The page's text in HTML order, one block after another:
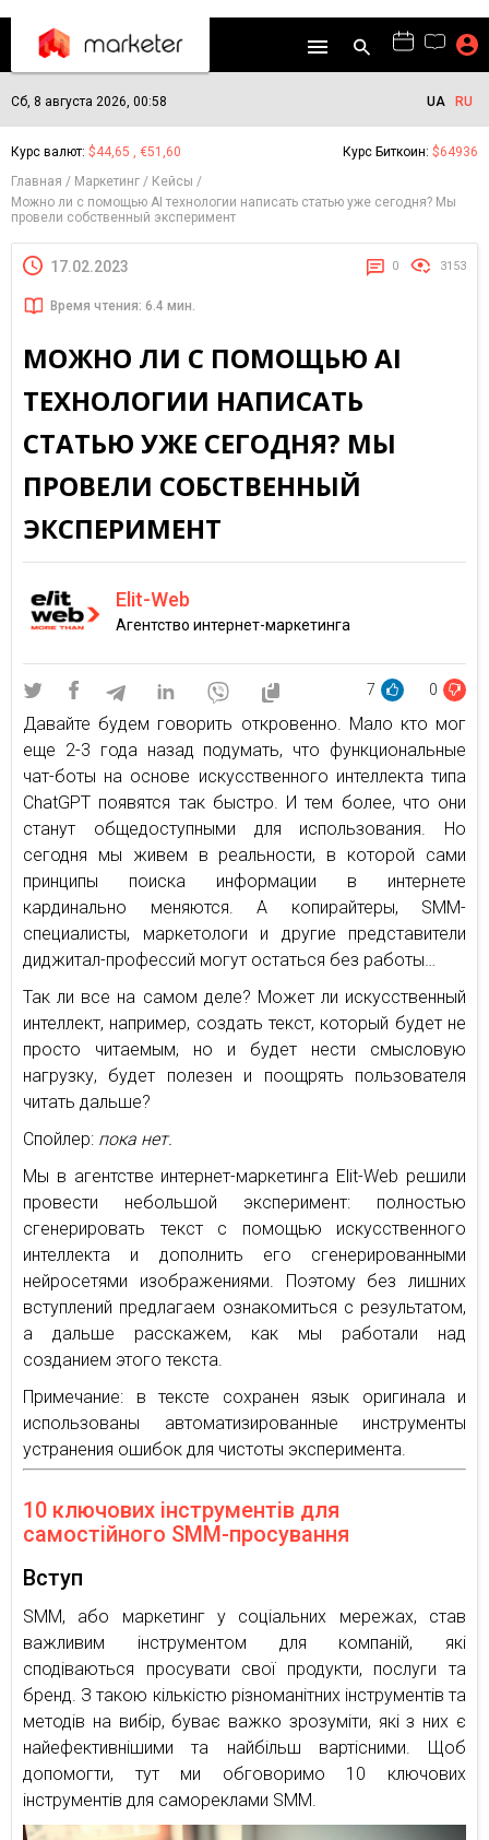
Сб, 8 августа 2026, 00:58 UA RU
Курс валют: $44,65 , €51,60 Курс Биткоин: $64936
Главная
Маркетинг
Кейсы
Можно ли с помощью AI технологии написать статью уже сегодня? Мы
провели собственный эксперимент
17.02.2023 0 3153
Время чтения: 6.4 мин.
МОЖНО ЛИ С ПОМОЩЬЮ AI
ТЕХНОЛОГИИ НАПИСАТЬ
СТАТЬЮ УЖЕ СЕГОДНЯ? МЫ
ПРОВЕЛИ СОБСТВЕННЫЙ
ЭКСПЕРИМЕНТ
Elit-Web
Aгентство интернет-маркетинга
7 0
Давайте будем говорить откровенно. Мало кто мог
еще 2-3 года назад подумать, что функциональные
чат-боты на основе искусственного интеллекта типа
ChatGPT появятся так быстро. И тем более, что они
станут общедоступными для использования. Но
сегодня мы живем в реальности, в которой сами
принципы поиска информации в интернете
кардинально меняются. А копирайтеры, SMM-
специалисты, маркетологи и другие представители
диджитал-профессий могут остаться без работы…
Так ли все на самом деле? Может ли искусственный
интеллект, например, создать текст, который будет не
просто читаемым, но и будет нести смысловую
нагрузку, будет полезен и поощрять пользователя
читать дальше?
Спойлер: пока нет.
Мы в агентстве интернет-маркетинга Elit-Web решили
провести небольшой эксперимент: полностью
сгенерировать текст с помощью искусственного
интеллекта и дополнить его сгенерированными
нейросетями изображениями. Поэтому без лишних
вступлений предлагаем ознакомиться с результатом,
а дальше расскажем, как мы работали над
созданием этого текста.
Примечание: в тексте сохранен язык оригинала и
использованы автоматизированные инструменты
устранения ошибок для чистоты эксперимента.
10 ключових інструментів для
самостійного SMM-просування
Вступ
SMM, або маркетинг у соціальних мережах, став
важливим інструментом для компаній, які
сподіваються просувати свої продукти, послуги та
бренд. З такою кількістю різноманітних інструментів та
методів на вибір, буває важко зрозуміти, які з них є
найефективнішими та найбільш вартісними. Щоб
допомогти, тут ми обговоримо 10 ключових
інструментів для самореклами SMM.